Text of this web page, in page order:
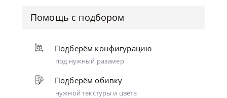
Помощь с подбором
Подберём конфигурацию
под нужный разамер
Подберём обивку
нужной текстуры и цвета